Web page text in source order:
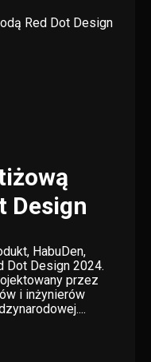
Design
HabuDen,
Dot Design 2024.
przez
i inżynierów